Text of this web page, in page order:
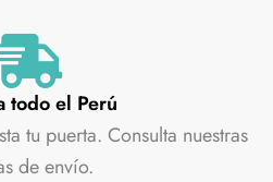
todo el Perú
tu puerta. Consulta nuestras
de envío.